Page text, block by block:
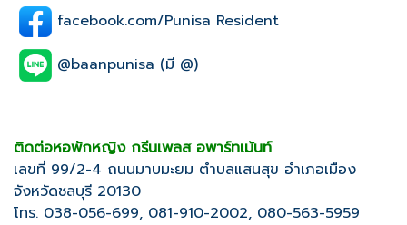
facebook.com/Punisa Resident
@baanpunisa (มี @)
ติดต่อหอพักหญิง กรีนเพลส อพาร์ทเม้นท์
เลขที่ 99/2-4 ถนนมาบมะยม ตำบลแสนสุข อำเภอเมือง
จังหวัดชลบุรี 20130
โทร. 038-056-699, 081-910-2002, 080-563-5959